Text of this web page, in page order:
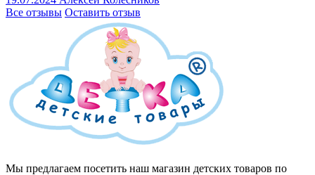
Все отзывы Оставить отзыв
Мы предлагаем посетить наш магазин детских товаров по